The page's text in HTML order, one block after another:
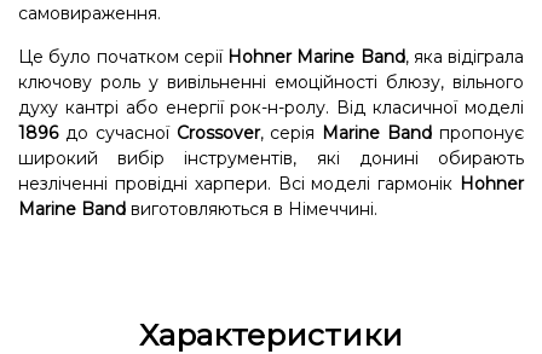
самовираження.
Це було початком серії Hohner Marine Band, яка відіграла
ключову роль у вивільненні емоційності блюзу, вільного
духу кантрі або енергії рок-н-ролу. Від класичної моделі
1896 до сучасної Crossover, серія Marine Band пропонує
широкий вибір інструментів, які донині обирають
незліченні провідні харпери. Всі моделі гармонік Hohner
Marine Band виготовляються в Німеччині.
Характеристики